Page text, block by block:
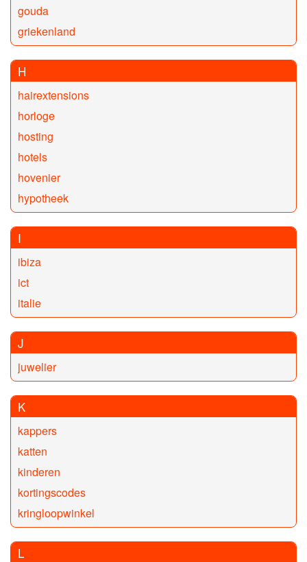
gouda
griekenland
H
hairextensions
horloge
hosting
hotels
hovenier
hypotheek
I
ibiza
ict
italie
J
juwelier
K
kappers
katten
kinderen
kortingscodes
kringloopwinkel
L